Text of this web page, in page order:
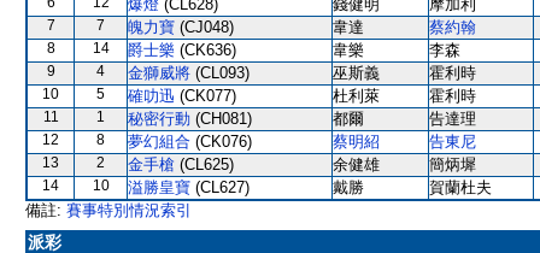
爆燈 (CL628) 錢健明 摩加利
7 7 魄力寶 (CJ048) 韋達 蔡約翰
8 14 爵士樂 (CK636) 韋樂 李森
9 4 金獅威將 (CL093) 巫斯義 霍利時
10 5 確叻迅 (CK077) 杜利萊 霍利時
11 1 秘密行動 (CH081) 都爾 告達理
12 8 夢幻組合 (CK076) 蔡明紹 告東尼
13 2 金手槍 (CL625) 余健雄 簡炳墀
14 10 溢勝皇寶 (CL627) 戴勝
賀蘭杜夫
備註: 賽事特別情況索引
派彩